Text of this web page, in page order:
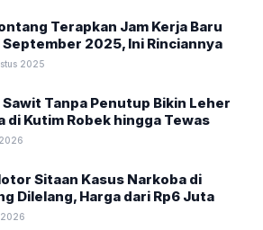
Terapkan Jam Kerja Baru
September 2025, Ini Rinciannya
2025
Sawit Tanpa Penutup Bikin Leher
di Kutim Robek hingga Tewas
Sitaan Kasus Narkoba di
Dilelang, Harga dari Rp6 Juta